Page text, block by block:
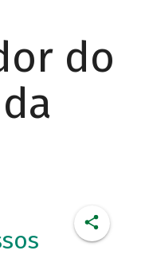
do